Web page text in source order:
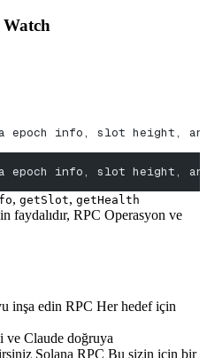
epoch info, slot height,
epoch info, slot height,
, getSlot, getHealth
faydalıdır, RPC Operasyon ve
inşa edin RPC Her hedef için
ve Claude doğruya
Solana RPC Bu sizin için bir